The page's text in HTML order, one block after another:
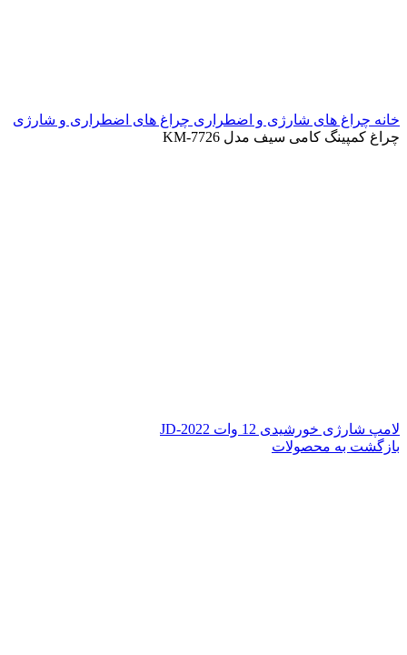
خانه چراغ های شارژی و اضطراری چراغ های اضطراری و شارژی
چراغ کمپینگ کامی سیف مدل KM-7726
لامپ شارژی خورشیدی 12 وات JD-2022
بازگشت به محصولات